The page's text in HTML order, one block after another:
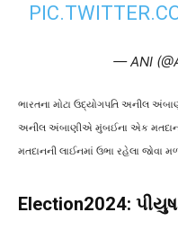
— ANI
ભારતના મોટા ઉદ્યોગપતિ અનીલ
અનીલ અંબાણીએ મુંબઈના એક મતદાન
મતદાનની લાઈનમાં ઉભા રહેલા જોવા
Election2024: